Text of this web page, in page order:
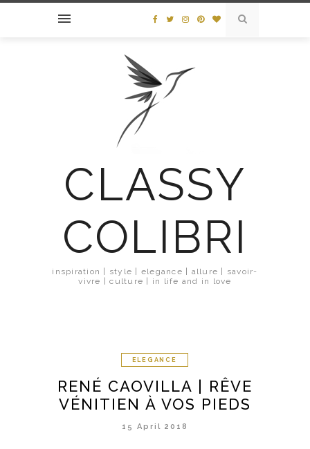
CLASSY
COLIBRI
inspiration | style | elegance | allure | savoir-
vivre | culture | in life and in love
ELEGANCE
RENÉ CAOVILLA | RÊVE
VÉNITIEN À VOS PIEDS
15 April 2018